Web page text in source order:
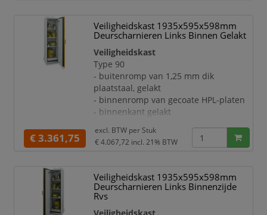
deurblokkering
- deuraanslag rechts
- sluit bij brand automatisch dankzij
thermomechanica
Uitrusting:
- opvanglegbord, draagvermogen 75 kg
- legborden per 64 mm in hoogte
verstelbaar
- ontluchting via een centraal
ontluchtingssysteem in de achterw
Veiligheidskast 1935x595x598mm
Deurscharnieren Links Binnen Gelakt
Veiligheidskast
Type 90
- buitenromp van 1,25 mm dik
plaatstaal, gelakt
- binnenromp van gecoate HPL-platen
- binnenkant gelakt
- afsluitbaar met cilinderslot
- met geïntegreerde,
deurblokkering
- deuraanslag links
- sluit bij brand automatisch dankzij
thermomechanica
€ 3.361,75
excl. BTW per Stuk
€ 4.067,72 incl. 21% BTW
Veiligheidskast 1935x595x598mm
Deurscharnieren Links Binnenzijde
Rvs